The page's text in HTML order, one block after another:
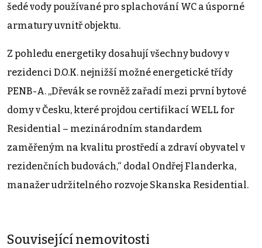
šedé vody používané pro splachování WC a úsporné
armatury uvnitř objektu.
Z pohledu energetiky dosahují všechny budovy v
rezidenci D.O.K. nejnižší možné energetické třídy
PENB-A. „Dřevák se rovněž zařadí mezi první bytové
domy v Česku, které projdou certifikací WELL for
Residential – mezinárodním standardem
zaměřeným na kvalitu prostředí a zdraví obyvatel v
rezidenčních budovách,“ dodal Ondřej Flanderka,
manažer udržitelného rozvoje Skanska Residential.
Související nemovitosti